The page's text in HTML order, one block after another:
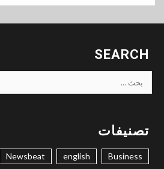
SEARCH
البحث
عن:
تصنيفات
Business
english
Newsbeat